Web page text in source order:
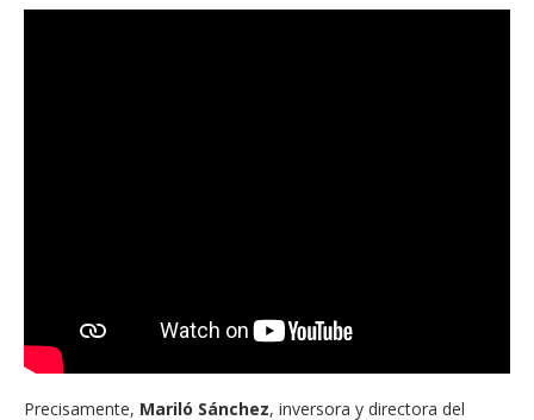
Precisamente, Mariló Sánchez, inversora y directora del